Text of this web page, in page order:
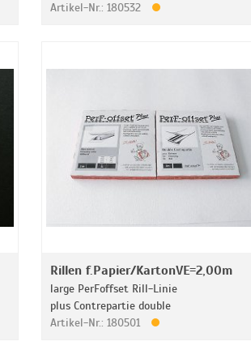
Artikel-Nr.: 180532
Rillen f.Papier/KartonVE=2,00m
large PerFoffset Rill-Linie
plus Contrepartie double
Artikel-Nr.: 180501